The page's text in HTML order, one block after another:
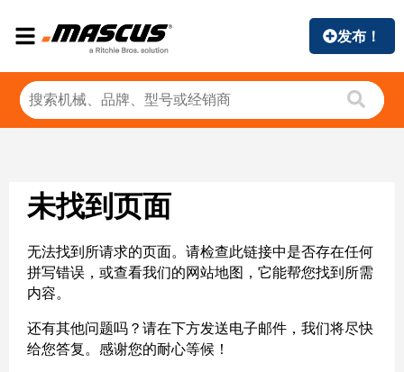
发布！
未找到页面
无法找到所请求的页面。请检查此链接中是否存在任何
拼写错误，或查看我们的网站地图，它能帮您找到所需
内容。
还有其他问题吗？请在下方发送电子邮件，我们将尽快
给您答复。感谢您的耐心等候！